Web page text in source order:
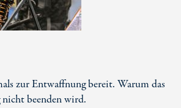
zur Entwaffnung bereit. Warum das
beenden wird.